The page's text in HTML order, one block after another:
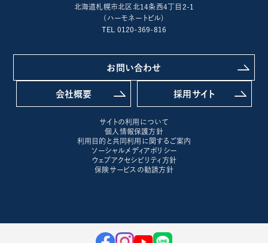
北海道札幌市北区北14条西4丁目2-1
(ハーモネートビル)
TEL 0120-369-816
お問い合わせ
会社概要 採用サイト
サイトの利用について
個人情報保護方針
利用目的と共同利用に関するご案内
ソーシャルメディアポリシー
ウェブアクセシビリティ方針
保険サービスの勧誘方針